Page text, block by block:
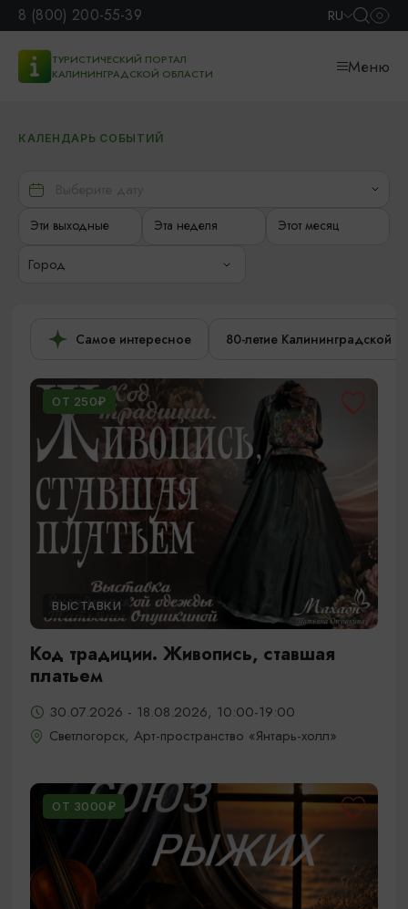
8 (800) 200-55-39 RU
ТУРИСТИЧЕСКИЙ ПОРТАЛ
КАЛИНИНГРАДСКОЙ ОБЛАСТИ
Меню
КАЛЕНДАРЬ СОБЫТИЙ
Эти выходные Эта неделя Этот месяц
Город
Самое интересное 80-летие Калининградской
ОТ 250₽
ВЫСТАВКИ
Код традиции. Живопись, ставшая
платьем
30.07.2026 - 18.08.2026, 10:00-19:00
Светлогорск, Арт-пространство «Янтарь-холл»
ОТ 3000₽